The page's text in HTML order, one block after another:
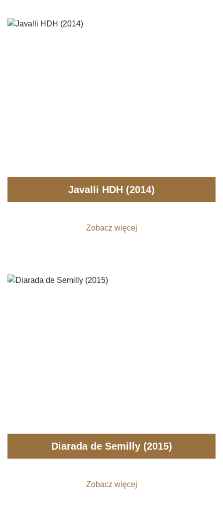
Javalli HDH (2014)
Zobacz więcej
Diarada de Semilly (2015)
Zobacz więcej